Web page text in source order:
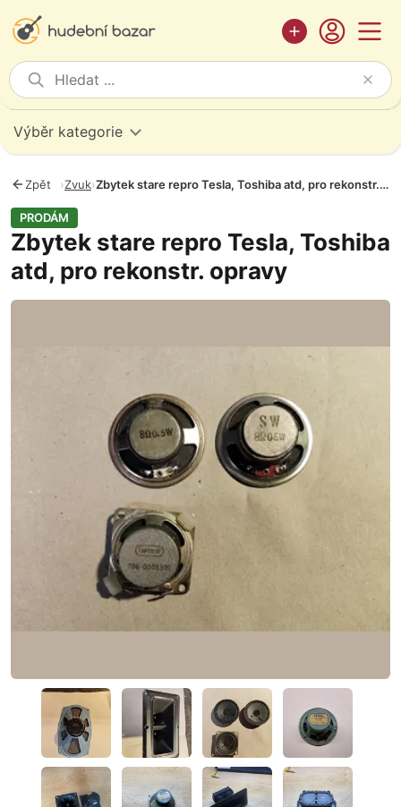
Výběr kategorie
Zpět ›Zvuk› Zbytek stare repro Tesla, Toshiba atd, pro rekonstr. opravy
PRODÁM
Zbytek stare repro Tesla, Toshiba
atd, pro rekonstr. opravy
Fotografie